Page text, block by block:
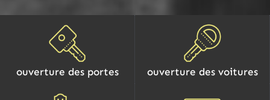
ouverture des portes ouverture des voitures